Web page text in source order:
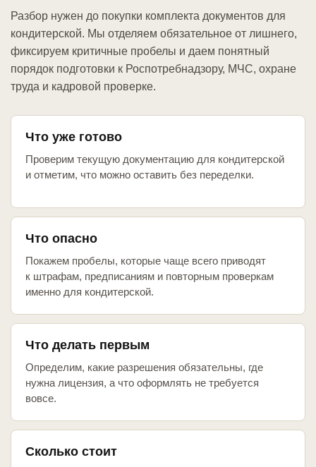
Разбор нужен до покупки комплекта документов для
кондитерской. Мы отделяем обязательное от лишнего,
фиксируем критичные пробелы и даем понятный
порядок подготовки к Роспотребнадзору, МЧС, охране
труда и кадровой проверке.
Что уже готово
Проверим текущую документацию для кондитерской
и отметим, что можно оставить без переделки.
Что опасно
Покажем пробелы, которые чаще всего приводят
к штрафам, предписаниям и повторным проверкам
именно для кондитерской.
Что делать первым
Определим, какие разрешения обязательны, где
нужна лицензия, а что оформлять не требуется
вовсе.
Сколько стоит